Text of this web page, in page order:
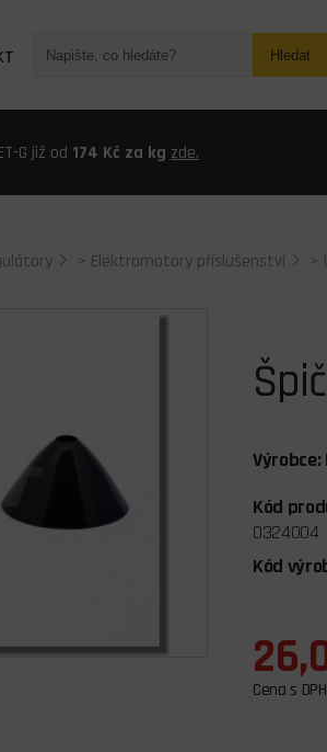
Hledat
G již od 174 Kč za kg zde.
> Elektromotory příslušenství >
Výrobce:
Kód
0324004
Kód
Cena s DPH